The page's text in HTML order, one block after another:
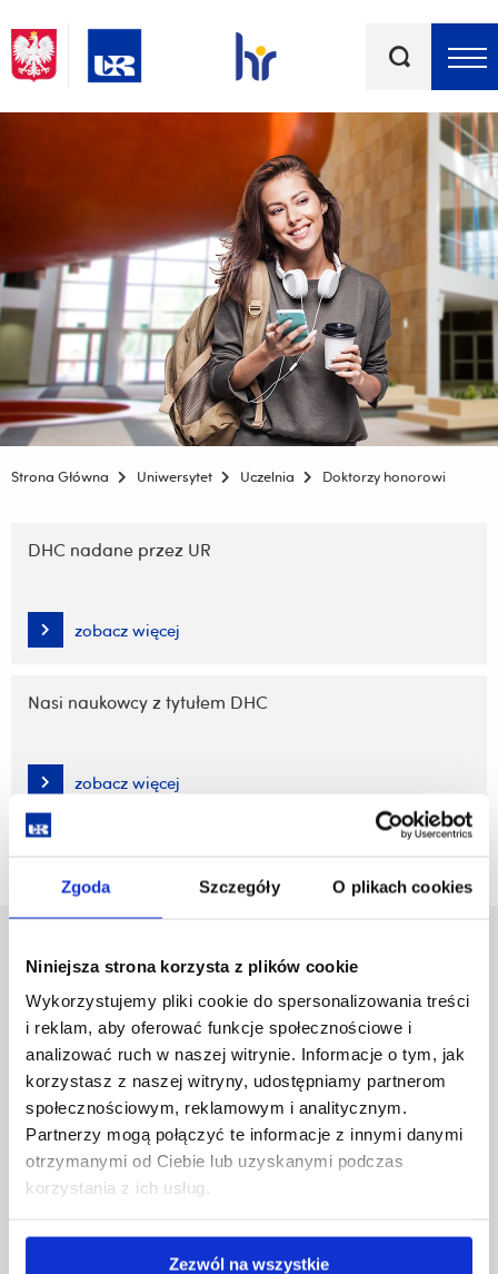
Zgoda Szczegóły O plikach cookies
Niniejsza strona korzysta z plików cookie
Wykorzystujemy pliki cookie do spersonalizowania treści
i reklam, aby oferować funkcje społecznościowe i
analizować ruch w naszej witrynie. Informacje o tym, jak
korzystasz z naszej witryny, udostępniamy partnerom
społecznościowym, reklamowym i analitycznym.
Partnerzy mogą połączyć te informacje z innymi danymi
otrzymanymi od Ciebie lub uzyskanymi podczas
korzystania z ich usług.
Zezwól na wszystkie
kluczowe
Strona Główna Uniwersytet Uczelnia Doktorzy honorowi
nawigację
treści
DHC nadane przez UR
zobacz więcej
Nasi naukowcy z tytułem DHC
zobacz więcej
Al. Tadeusza Rejtana 16C
35-959 Rzeszów
Pomiń
nawigację
przejdź
do
treści
Polityka prywatności
Mapa serwisu
Biblioteka
Wydawnictwo
Covid info
Studia podyplomowe
Zamówienia publiczne